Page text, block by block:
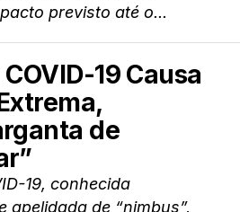
previsto até o...
19 Causa
de
19, conhecida
apelidada de “nimbus”,